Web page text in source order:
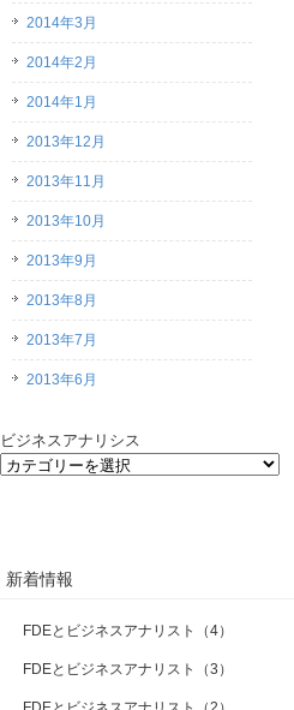
2014年3月
2014年2月
2014年1月
2013年12月
2013年11月
2013年10月
2013年9月
2013年8月
2013年7月
2013年6月
ビジネスアナリシス
新着情報
FDEとビジネスアナリスト（4）
FDEとビジネスアナリスト（3）